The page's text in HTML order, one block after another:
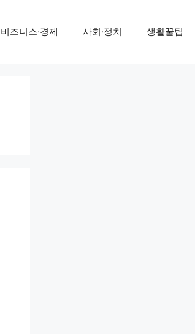
비즈니스·경제 사회·정치 생활꿀팁